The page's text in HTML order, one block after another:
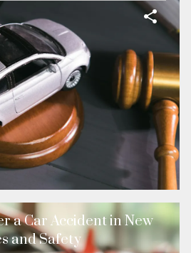
a Car Accident in New
and Safety